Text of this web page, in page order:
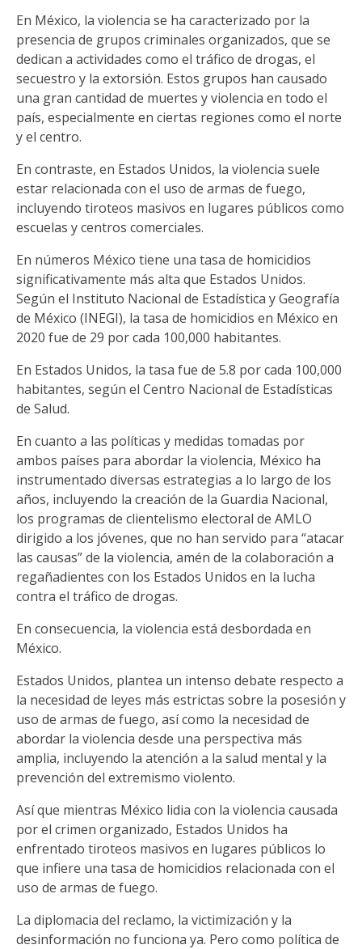
En México, la violencia se ha caracterizado por la
presencia de grupos criminales organizados, que se
dedican a actividades como el tráfico de drogas, el
secuestro y la extorsión. Estos grupos han causado
una gran cantidad de muertes y violencia en todo el
país, especialmente en ciertas regiones como el norte
y el centro.
En contraste, en Estados Unidos, la violencia suele
estar relacionada con el uso de armas de fuego,
incluyendo tiroteos masivos en lugares públicos como
escuelas y centros comerciales.
En números México tiene una tasa de homicidios
significativamente más alta que Estados Unidos.
Según el Instituto Nacional de Estadística y Geografía
de México (INEGI), la tasa de homicidios en México en
2020 fue de 29 por cada 100,000 habitantes.
En Estados Unidos, la tasa fue de 5.8 por cada 100,000
habitantes, según el Centro Nacional de Estadísticas
de Salud.
En cuanto a las políticas y medidas tomadas por
ambos países para abordar la violencia, México ha
instrumentado diversas estrategias a lo largo de los
años, incluyendo la creación de la Guardia Nacional,
los programas de clientelismo electoral de AMLO
dirigido a los jóvenes, que no han servido para “atacar
las causas” de la violencia, amén de la colaboración a
regañadientes con los Estados Unidos en la lucha
contra el tráfico de drogas.
En consecuencia, la violencia está desbordada en
México.
Estados Unidos, plantea un intenso debate respecto a
la necesidad de leyes más estrictas sobre la posesión y
uso de armas de fuego, así como la necesidad de
abordar la violencia desde una perspectiva más
amplia, incluyendo la atención a la salud mental y la
prevención del extremismo violento.
Así que mientras México lidia con la violencia causada
por el crimen organizado, Estados Unidos ha
enfrentado tiroteos masivos en lugares públicos lo
que infiere una tasa de homicidios relacionada con el
uso de armas de fuego.
La diplomacia del reclamo, la victimización y la
desinformación no funciona ya. Pero como política de